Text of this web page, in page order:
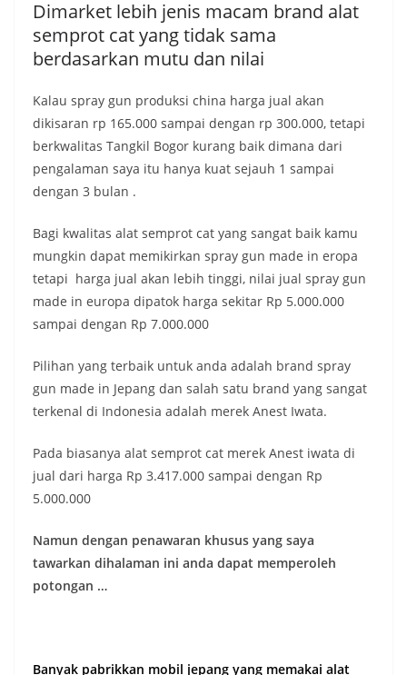
Dimarket lebih jenis macam brand alat
semprot cat yang tidak sama
berdasarkan mutu dan nilai
Kalau spray gun produksi china harga jual akan
dikisaran rp 165.000 sampai dengan rp 300.000, tetapi
berkwalitas Tangkil Bogor kurang baik dimana dari
pengalaman saya itu hanya kuat sejauh 1 sampai
dengan 3 bulan .
Bagi kwalitas alat semprot cat yang sangat baik kamu
mungkin dapat memikirkan spray gun made in eropa
tetapi harga jual akan lebih tinggi, nilai jual spray gun
made in europa dipatok harga sekitar Rp 5.000.000
sampai dengan Rp 7.000.000
Pilihan yang terbaik untuk anda adalah brand spray
gun made in Jepang dan salah satu brand yang sangat
terkenal di Indonesia adalah merek Anest Iwata.
Pada biasanya alat semprot cat merek Anest iwata di
jual dari harga Rp 3.417.000 sampai dengan Rp
5.000.000
Namun dengan penawaran khusus yang saya
tawarkan dihalaman ini anda dapat memperoleh
potongan …
Banyak pabrikkan mobil jepang yang memakai alat